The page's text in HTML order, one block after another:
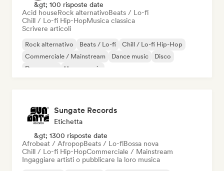
&gt; 100 risposte date
Acid houseRock alternativoBeats / Lo-fi
Chill / Lo-fi Hip-HopMusica classica
Scrivere articoli
Rock alternativo Beats / Lo-fi
Chill / Lo-fi Hip-Hop
Commerciale / Mainstream
Dance music
Disco
Dream pop
House music
Sungate Records
Etichetta
&gt; 1300 risposte date
Afrobeat / AfropopBeats / Lo-fiBossa nova
Chill / Lo-fi Hip-HopCommerciale / Mainstream
Ingaggiare artisti o pubblicare la loro musica